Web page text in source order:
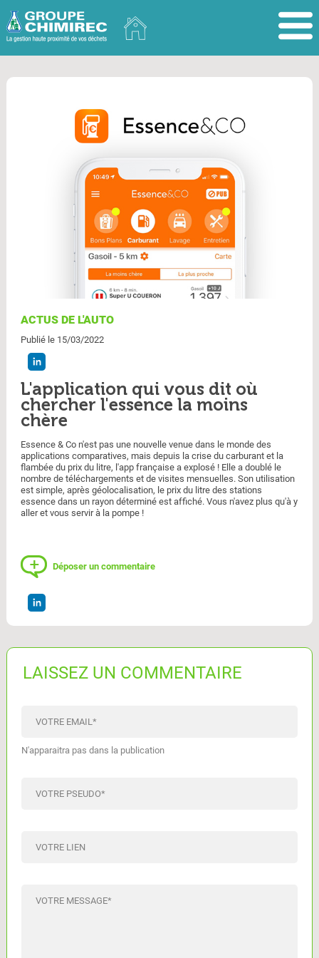
ACTUS DE L'AUTO
Publié le 15/03/2022
L'application qui vous dit où
chercher l'essence la moins
chère
Essence & Co n'est pas une nouvelle venue dans le monde des
applications comparatives, mais depuis la crise du carburant et la
flambée du prix du litre, l'app française a explosé ! Elle a doublé le
nombre de téléchargements et de visites mensuelles. Son utilisation
est simple, après géolocalisation, le prix du litre des stations
essence dans un rayon déterminé est affiché. Vous n'avez plus qu'à y
aller et vous servir à la pompe !
Déposer un commentaire
LAISSEZ UN COMMENTAIRE
VOTRE EMAIL*
N'apparaitra pas dans la publication
VOTRE PSEUDO*
VOTRE LIEN
VOTRE MESSAGE*